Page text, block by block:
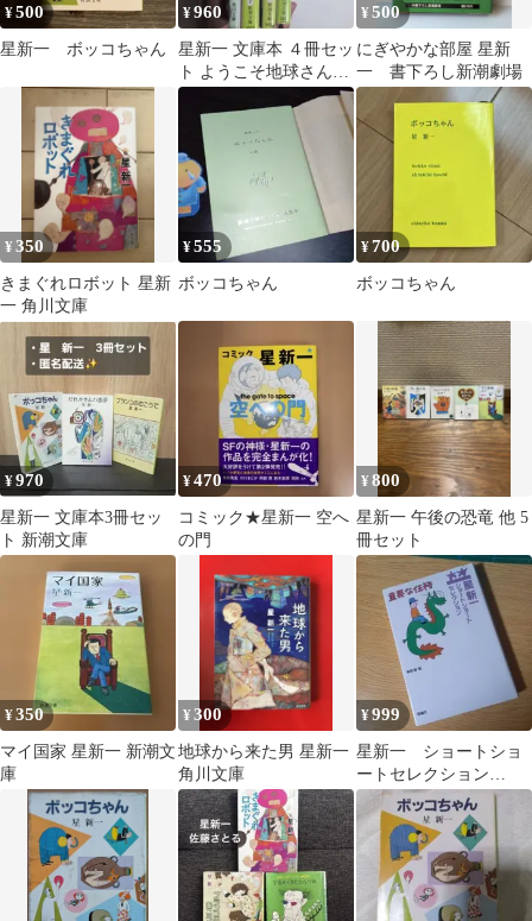
¥500
星新一 ボッコちゃん
¥960
星新一 文庫本 ４冊セッ
ト ようこそ地球さんな
ど
¥500
にぎやかな部屋 星新
一 書下ろし新潮劇場
¥350
きまぐれロボット 星新
一 角川文庫
¥555
ボッコちゃん
¥700
ボッコちゃん
¥970
星新一 文庫本3冊セッ
ト 新潮文庫
¥470
コミック★星新一 空へ
の門
¥800
星新一 午後の恐竜 他 5
冊セット
¥350
マイ国家 星新一 新潮文
庫
¥300
地球から来た男 星新一
角川文庫
¥999
星新一 ショートショ
ートセレクション
〈10〉重要な任務 和
田 誠 / 星 新一